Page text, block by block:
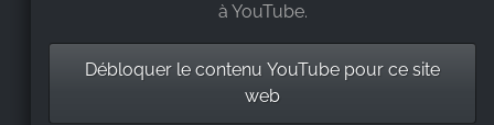
à YouTube.
Débloquer le contenu YouTube pour ce site
web